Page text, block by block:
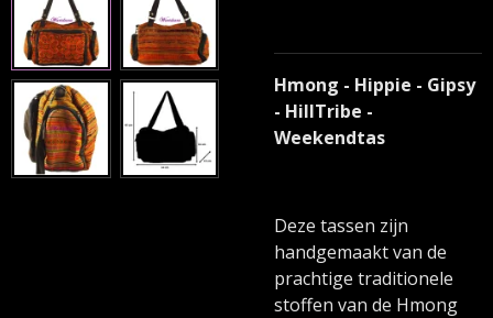
Hmong - Hippie - Gipsy
- HillTribe -
Weekendtas
Deze tassen zijn
handgemaakt van de
prachtige traditionele
stoffen van de Hmong